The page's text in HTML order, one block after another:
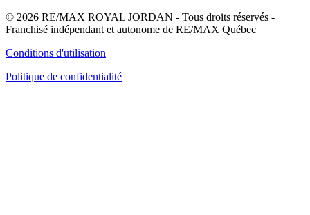
© 2026 RE/MAX ROYAL JORDAN - Tous droits réservés -
Franchisé indépendant et autonome de RE/MAX Québec
Conditions d'utilisation
Politique de confidentialité